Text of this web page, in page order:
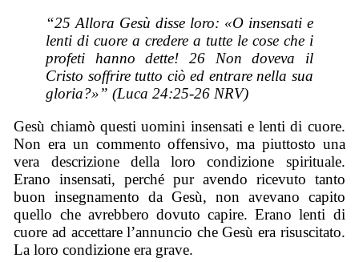
“25 Allora Gesù disse loro: «O insensati e
lenti di cuore a credere a tutte le cose che i
profeti hanno dette! 26 Non doveva il
Cristo soffrire tutto ciò ed entrare nella sua
gloria?»” (Luca 24:25-26 NRV)
Gesù chiamò questi uomini insensati e lenti di cuore.
Non era un commento offensivo, ma piuttosto una
vera descrizione della loro condizione spirituale.
Erano insensati, perché pur avendo ricevuto tanto
buon insegnamento da Gesù, non avevano capito
quello che avrebbero dovuto capire. Erano lenti di
cuore ad accettare l’annuncio che Gesù era risuscitato.
La loro condizione era grave.